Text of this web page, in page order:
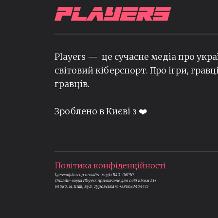
Players — це сучасне медіа про
світовий кіберспорт. Про ігри,
гравців.
Зроблено в Києві з ❤️
Політика конфіденційності
Ідентифікатор онлайн-медіа R40-06190
Онлайн-медіа Players призначене для осіб віком 21+
04080, м. Київ, вул. Туровська 9, +380633404475